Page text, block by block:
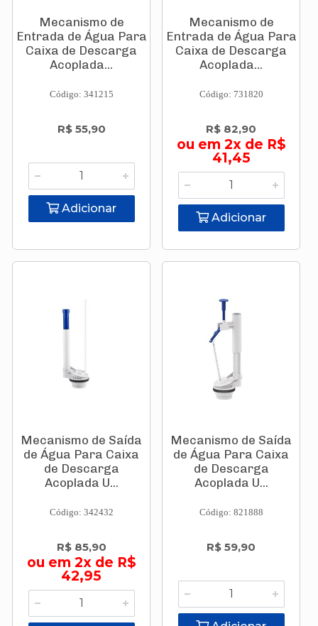
Mecanismo de
Entrada de Água Para
Caixa de Descarga
Acoplada...
Código: 341215
R$ 55,90
Adicionar
Mecanismo de
Entrada de Água Para
Caixa de Descarga
Acoplada...
Código: 731820
R$ 82,90
ou em 2x de R$
41,45
Adicionar
Mecanismo de Saída
de Água Para Caixa
de Descarga
Acoplada U...
Código: 342432
R$ 85,90
ou em 2x de R$
42,95
Mecanismo de Saída
de Água Para Caixa
de Descarga
Acoplada U...
Código: 821888
R$ 59,90